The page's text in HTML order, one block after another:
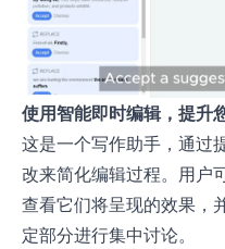
使用智能即时编辑，提升
这是一个写作助手，通过
改来简化编辑过程。用户
查看它们将呈现的效果，
定部分进行集中讨论。